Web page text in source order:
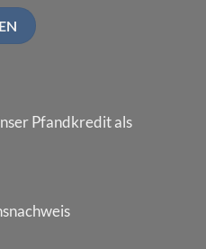
Pfandkredit als